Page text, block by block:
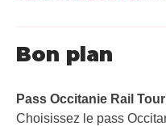
Bon plan
Pass Occitanie Rail Tour​
Choisissez le pass